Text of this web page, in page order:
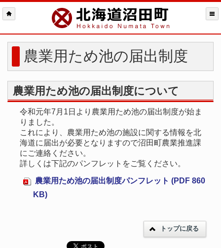
農業用ため池の届出制度
農業用ため池の届出制度について
令和元年7月1日より農業用ため池の届出制度が始ま
りました。
これにより、農業用ため池の施設に関する情報を北
海道に届出が必要となりますので沼田町農業推進課
にご連絡ください。
詳しくは下記のパンフレットをご覧ください。
農業用ため池の届出制度パンフレット (PDF 860
KB)
トップに戻る